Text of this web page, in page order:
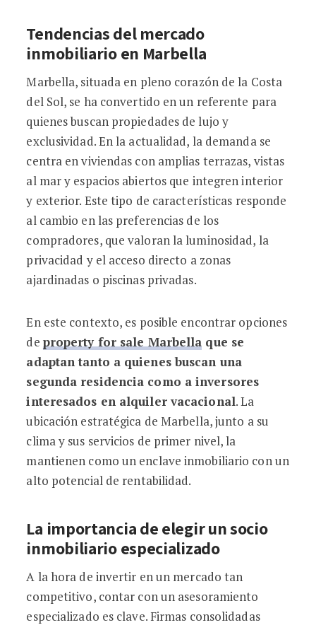
Tendencias del mercado
inmobiliario en Marbella
Marbella, situada en pleno corazón de la Costa
del Sol, se ha convertido en un referente para
quienes buscan propiedades de lujo y
exclusividad. En la actualidad, la demanda se
centra en viviendas con amplias terrazas, vistas
al mar y espacios abiertos que integren interior
y exterior. Este tipo de características responde
al cambio en las preferencias de los
compradores, que valoran la luminosidad, la
privacidad y el acceso directo a zonas
ajardinadas o piscinas privadas.
En este contexto, es posible encontrar opciones
de property for sale Marbella que se
adaptan tanto a quienes buscan una
segunda residencia como a inversores
interesados en alquiler vacacional. La
ubicación estratégica de Marbella, junto a su
clima y sus servicios de primer nivel, la
mantienen como un enclave inmobiliario con un
alto potencial de rentabilidad.
La importancia de elegir un socio
inmobiliario especializado
A la hora de invertir en un mercado tan
competitivo, contar con un asesoramiento
especializado es clave. Firmas consolidadas